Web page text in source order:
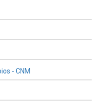
- CNM